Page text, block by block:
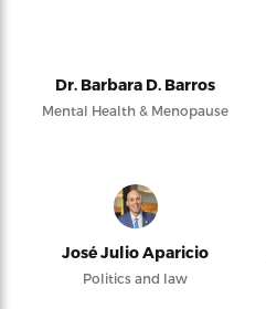
Dr. Barbara D. Barros
Mental Health & Menopause
José Julio Aparicio
Politics and law